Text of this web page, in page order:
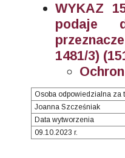
WYKAZ
podaje
1481/3)
Osoba odpowiedzialna za
Joanna Szcześniak
Data wytworzenia
09.10.2023 r.